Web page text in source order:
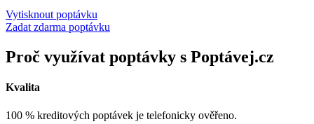
Vytisknout poptávku
Zadat zdarma poptávku
Proč využívat poptávky s Poptávej.cz
Kvalita
100 % kreditových poptávek je telefonicky ověřeno.